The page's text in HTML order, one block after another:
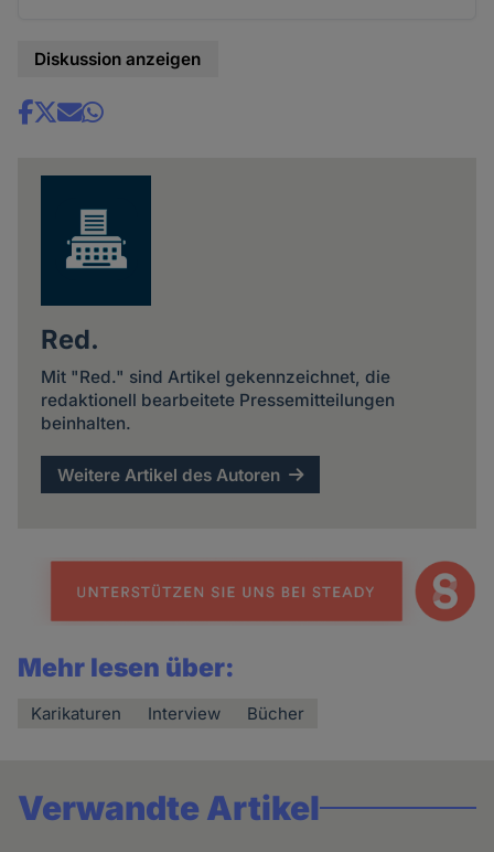
Diskussion anzeigen
Share
Red.
Mit "Red." sind Artikel gekennzeichnet, die
redaktionell bearbeitete Pressemitteilungen
beinhalten.
Weitere Artikel des Autoren
Mehr lesen über:
Karikaturen Interview Bücher
Verwandte Artikel